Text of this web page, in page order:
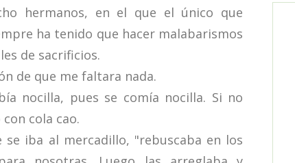
hermanos, en el que el único que
ha tenido que hacer malabarismos
de sacrificios.
de que me faltara nada.
nocilla, pues se comía nocilla. Si no
cola cao.
iba al mercadillo, "rebuscaba en los